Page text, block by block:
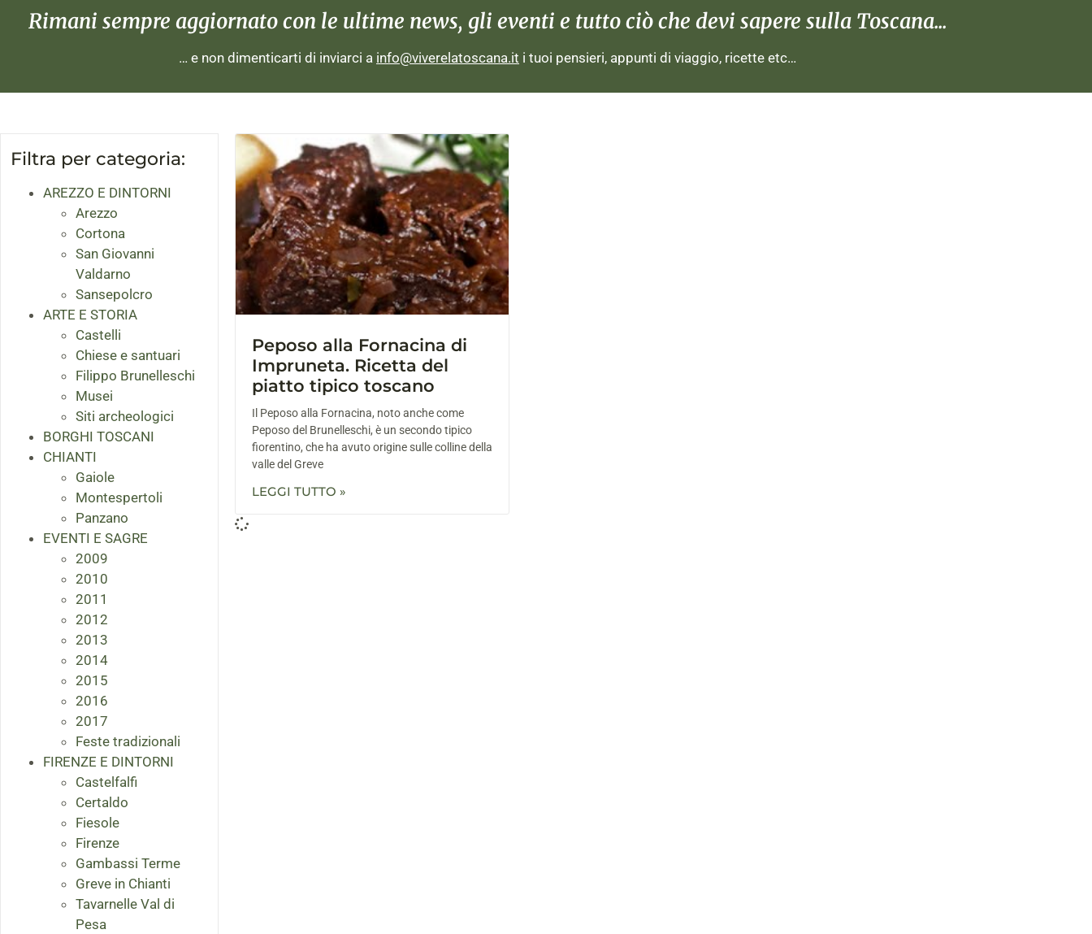
Rimani sempre aggiornato con le ultime news, gli eventi e tutto ciò che devi sapere sulla Toscana...
… e non dimenticarti di inviarci a info@viverelatoscana.it i tuoi pensieri, appunti di viaggio, ricette etc…
Filtra per categoria:
AREZZO E DINTORNI
Arezzo
Cortona
San Giovanni
Valdarno
Sansepolcro
ARTE E STORIA
Castelli
Chiese e santuari
Filippo Brunelleschi
Musei
Siti archeologici
BORGHI TOSCANI
CHIANTI
Gaiole
Montespertoli
Panzano
EVENTI E SAGRE
2009
2010
2011
2012
2013
2014
2015
2016
2017
Feste tradizionali
FIRENZE E DINTORNI
Castelfalfi
Certaldo
Fiesole
Firenze
Gambassi Terme
Greve in Chianti
Tavarnelle Val di
Pesa
Peposo alla Fornacina di
Impruneta. Ricetta del
piatto tipico toscano
Il Peposo alla Fornacina, noto anche come
Peposo del Brunelleschi, è un secondo tipico
fiorentino, che ha avuto origine sulle colline della
valle del Greve
LEGGI TUTTO »